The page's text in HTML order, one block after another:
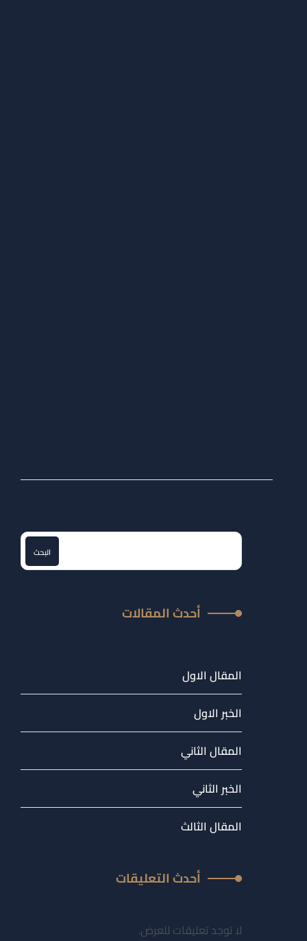
البحث
أحدث المقالات
المقال الاول
الخبر الاول
المقال الثاني
الخبر الثاني
المقال الثالث
أحدث التعليقات
لا توجد تعليقات للعرض.